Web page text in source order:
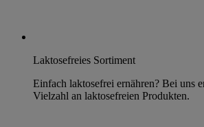
Laktosefreies Sortiment
Einfach laktosefrei ernähren? Bei uns
Vielzahl an laktosefreien Produkten.